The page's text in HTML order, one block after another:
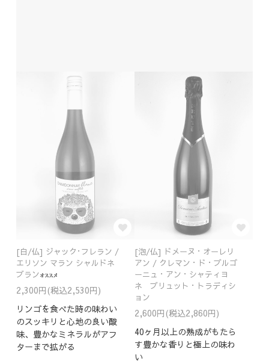
[白/仏] ジャック･フレラン /
エリソン マラン シャルドネ
ブラン
2,300円(税込2,530円)
リンゴを食べた時の味わい
のスッキリと心地の良い酸
味、豊かなミネラルがアフ
ターまで拡がる
[泡/仏] ドメーヌ・オーレリ
アン / クレマン・ド・ブルゴ
ーニュ・アン・シャティヨ
ネ ブリュット・トラディシ
ョン
2,600円(税込2,860円)
40ヶ月以上の熟成がもたら
す豊かな香りと極上の味わ
い